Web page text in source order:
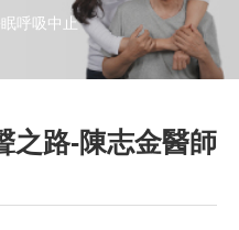
呼吸中止
之路-陳志金醫師